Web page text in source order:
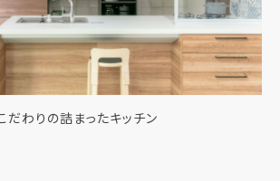
だわりの詰まったキッチン